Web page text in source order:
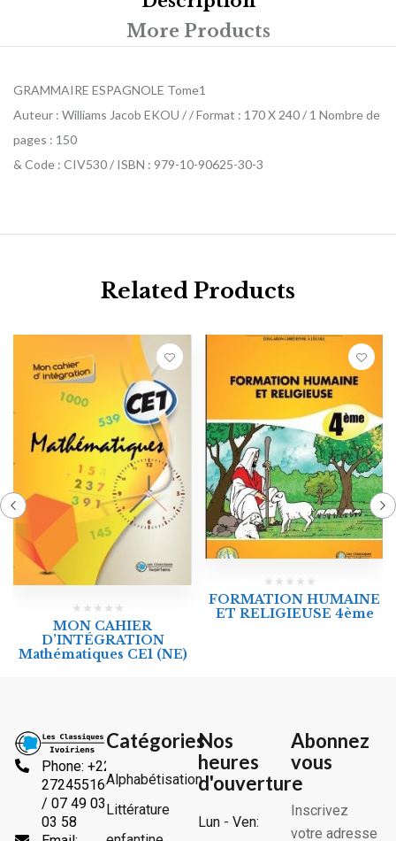
More Products
GRAMMAIRE ESPAGNOLE Tome1
Auteur : Williams Jacob EKOU / / Format : 170 X 240 / 1 Nombre de
pages : 150
& Code : CIV530 / ISBN : 979-10-90625-30-3
Related Products
MON CAHIER
D’INTÉGRATION
Mathématiques CE1 (NE)
FORMATION HUMAINE
ET RELIGIEUSE 4ème
Phone: +225
2724551666
/ 07 49 03
03 58
Catégories
Alphabétisation
Littérature
Nos
heures
d'ouverture
Lun - Ven:
Abonnez
vous
Inscrivez
votre adresse